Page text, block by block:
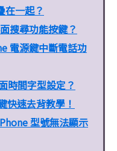
在一起？
搜尋功能按鍵？
電源鍵中斷電話功
時間字型設定？
快速去背教學！
型號無法顯示